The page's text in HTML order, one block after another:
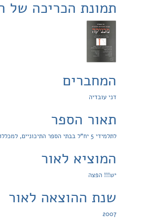
תמונת הכריכה של
המחברים
דני עובדיה
תאור הספר
לתלמידי 5 יח"ל בבתי הספר התיכוניים, למכללות להנדסה ולמדעים ולאוניברסיטאות
המוציא לאור
יש!!! הפצה
שנת ההוצאה לאור
2007